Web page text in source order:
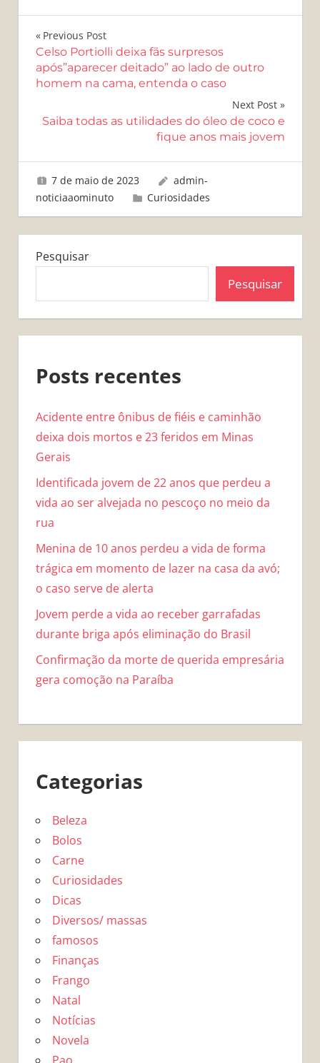
Navegação
de
Post
Previous Post
Celso Portiolli deixa fãs surpresos
após”aparecer deitado” ao lado de outro
homem na cama, entenda o caso
Next Post
Saiba todas as utilidades do óleo de coco e
fique anos mais jovem
7 de maio de 2023
admin-
noticiaaominuto
Curiosidades
Pesquisar
Pesquisar
Posts recentes
Acidente entre ônibus de fiéis e caminhão
deixa dois mortos e 23 feridos em Minas
Gerais
Identificada jovem de 22 anos que perdeu a
vida ao ser alvejada no pescoço no meio da
rua
Menina de 10 anos perdeu a vida de forma
trágica em momento de lazer na casa da avó;
o caso serve de alerta
Jovem perde a vida ao receber garrafadas
durante briga após eliminação do Brasil
Confirmação da morte de querida empresária
gera comoção na Paraíba
Categorias
Beleza
Bolos
Carne
Curiosidades
Dicas
Diversos/ massas
famosos
Finanças
Frango
Natal
Notícias
Novela